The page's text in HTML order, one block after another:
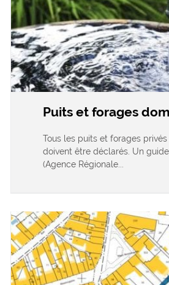
Puits et forages
Tous les puits et forages
doivent être déclarés. Un guide
(Agence Régionale...